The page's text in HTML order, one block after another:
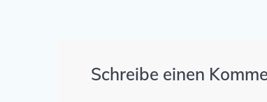
Schreibe einen